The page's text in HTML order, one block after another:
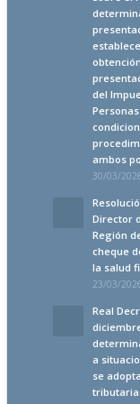
del
ambos
30/03/
Director
Región
cheque
la salud
23/03/
Real
a
se
tributaria